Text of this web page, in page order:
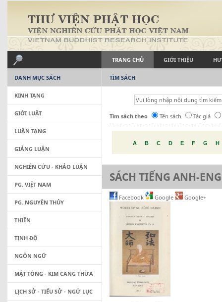
TRANG CHỦ GIỚI THIỆU
TÌM SÁCH
Tìm sách theo Tên sách Tác giả
A B C D E F G H
SÁCH TIẾNG ANH-
Facebook Google Google+
DANH MỤC SÁCH
KINH TẠNG
GIỚI LUẬT
LUẬN TẠNG
GIẢNG LUẬN
NGHIÊN CỨU - KHẢO LUẬN
PG. VIỆT NAM
PG. NGUYÊN THỦY
THIỀN
TỊNH ĐỘ
NGÔN NGỮ
MẬT TÔNG - KIM CANG THỪA
LỊCH SỬ - TIỂU SỬ - NGỮ LỤC